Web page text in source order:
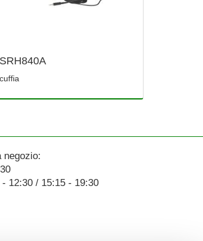
SRH840A
cuffia
negozio:
12:30 / 15:15 - 19:30